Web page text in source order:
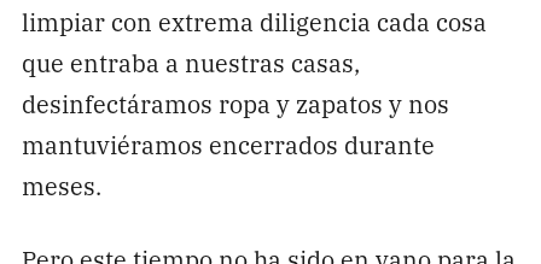
limpiar con extrema diligencia cada cosa
que entraba a nuestras casas,
desinfectáramos ropa y zapatos y nos
mantuviéramos encerrados durante
meses.